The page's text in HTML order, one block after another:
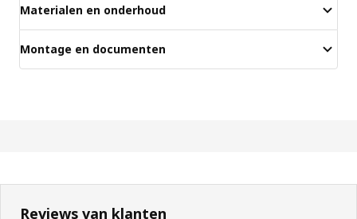
Materialen en onderhoud
Montage en documenten
Reviews van klanten